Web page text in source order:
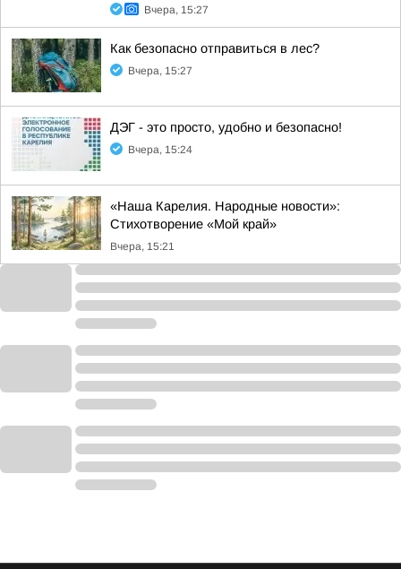
Вчера, 15:27
Как безопасно отправиться в лес?
Вчера, 15:27
ДЭГ - это просто, удобно и безопасно!
Вчера, 15:24
«Наша Карелия. Народные новости»:
Стихотворение «Мой край»
Вчера, 15:21